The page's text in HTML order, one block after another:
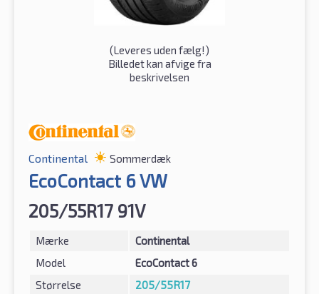
(Leveres uden fælg!)
Billedet kan afvige fra
beskrivelsen
Continental Sommerdæk
EcoContact 6 VW
205/55R17 91V
Mærke
Continental
Model
EcoContact 6
Størrelse
205/55R17